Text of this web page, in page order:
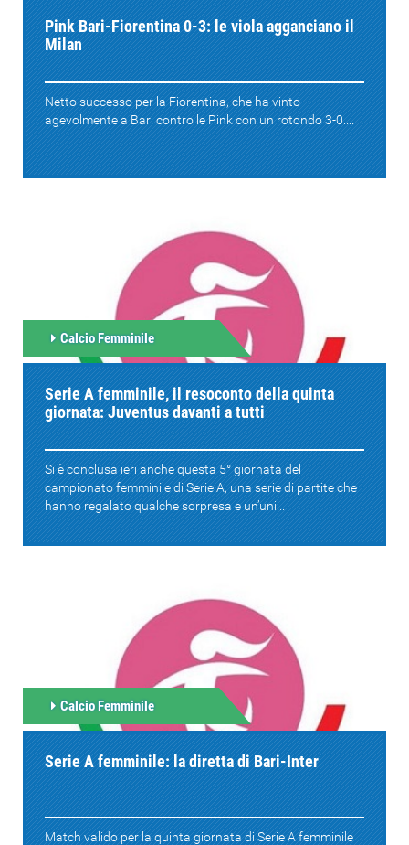
Pink Bari-Fiorentina 0-3: le viola agganciano il
Milan
Netto successo per la Fiorentina, che ha vinto
agevolmente a Bari contro le Pink con un rotondo 3-0....
Calcio Femminile
Serie A femminile, il resoconto della quinta
giornata: Juventus davanti a tutti
Si è conclusa ieri anche questa 5° giornata del
campionato femminile di Serie A, una serie di partite che
hanno regalato qualche sorpresa e un’uni...
Calcio Femminile
Serie A femminile: la diretta di Bari-Inter
Match valido per la quinta giornata di Serie A femminile